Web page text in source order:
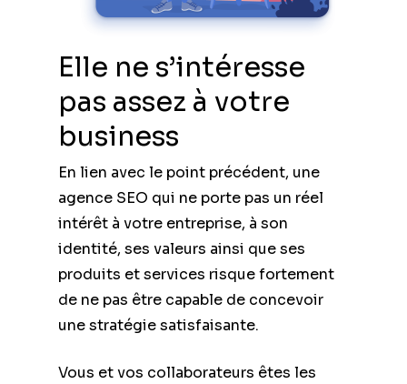
Elle ne s’intéresse
pas assez à votre
business
En lien avec le point précédent, une
agence SEO qui ne porte pas un réel
intérêt à votre entreprise, à son
identité, ses valeurs ainsi que ses
produits et services risque fortement
de ne pas être capable de concevoir
une stratégie satisfaisante.
Vous et vos collaborateurs êtes les